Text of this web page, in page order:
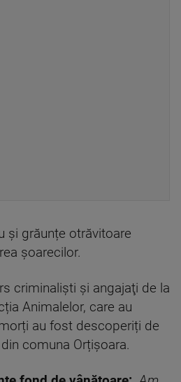
şi grăunțe otrăvitoare
şoarecilor.
criminalişti şi angajaţi de la
Animalelor, care au
au fost descoperiți de
comuna Orțișoara.